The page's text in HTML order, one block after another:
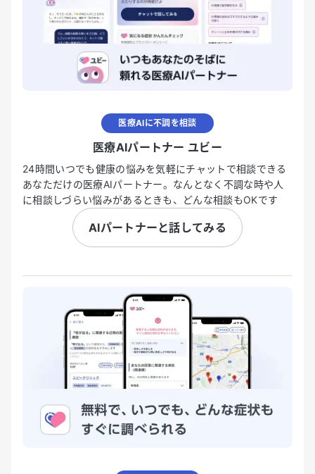
医療AIに不調を相談
医療AIパートナー ユビー
24時間いつでも健康の悩みを気軽にチャットで相談できる
あなただけの医療AIパートナー。なんとなく不調な時や人
に相談しづらい悩みがあるときも、どんな相談もOKです
AIパートナーと話してみる